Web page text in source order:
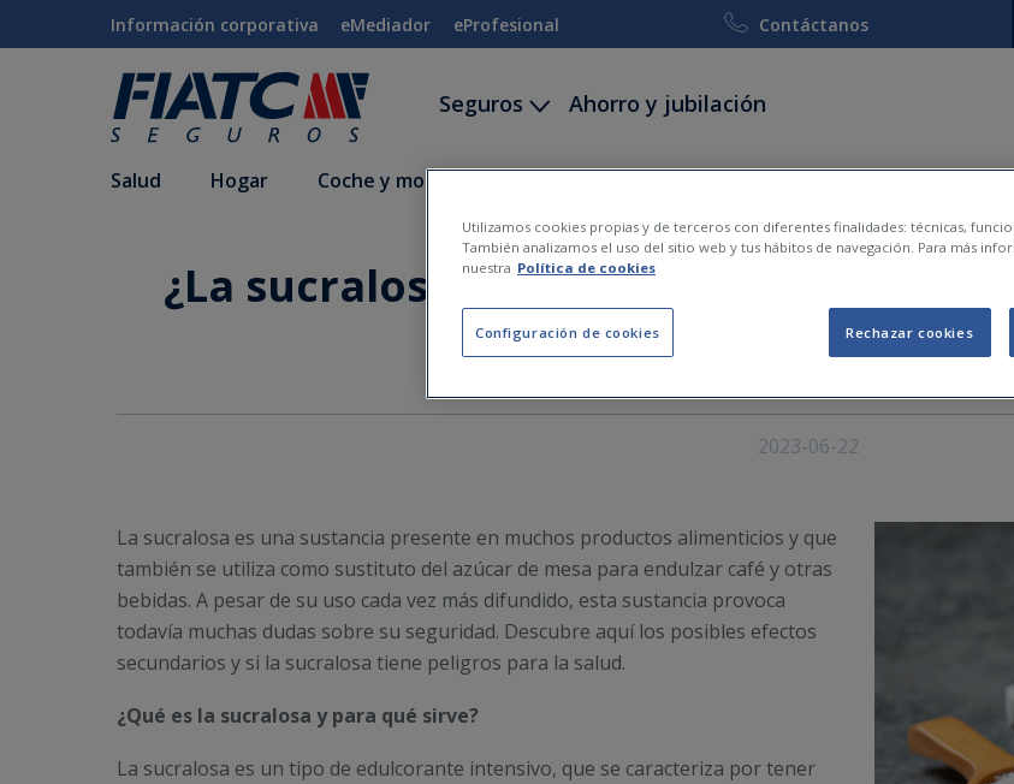
Saltar al contenido principal
Información corporativa eMediador eProfesional Contáctanos
Seguros Ahorro y jubilación
Salud Hogar Coche y moto
¿La sucralosa es mala? ¿Qué efectos
edulcorante?
2023-06-22
La sucralosa es una sustancia presente en muchos productos alimenticios y que
también se utiliza como sustituto del azúcar de mesa para endulzar café y otras
bebidas. A pesar de su uso cada vez más difundido, esta sustancia provoca
todavía muchas dudas sobre su seguridad. Descubre aquí los posibles efectos
secundarios y si la sucralosa tiene peligros para la salud.
¿Qué es la sucralosa y para qué sirve?
La sucralosa es un tipo de edulcorante intensivo, que se caracteriza por tener
Utilizamos cookies propias y de terceros con diferentes finalidades: técnicas,
También analizamos el uso del sitio web y tus hábitos de navegación. Para más
nuestra Política de cookies
Configuración de cookies Rechazar cookies